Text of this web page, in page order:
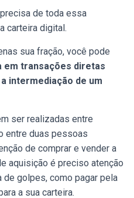
de toda essa
carteira digital.
sua fração, você pode
em transações diretas
intermediação de um
ser realizadas entre
entre duas pessoas
de comprar e vender a
aquisição é preciso atenção
de golpes, como pagar pela
a sua carteira.